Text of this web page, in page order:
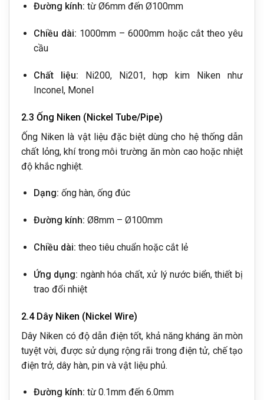
Đường kính: từ Ø6mm đến Ø100mm
Chiều dài: 1000mm – 6000mm hoặc cắt theo yêu
cầu
Chất liệu: Ni200, Ni201, hợp kim Niken như
Inconel, Monel
2.3 Ống Niken (Nickel Tube/Pipe)
Ống Niken là vật liệu đặc biệt dùng cho hệ thống dẫn
chất lỏng, khí trong môi trường ăn mòn cao hoặc nhiệt
độ khắc nghiệt.
Dạng: ống hàn, ống đúc
Đường kính: Ø8mm – Ø100mm
Chiều dài: theo tiêu chuẩn hoặc cắt lẻ
Ứng dụng: ngành hóa chất, xử lý nước biển, thiết bị
trao đổi nhiệt
2.4 Dây Niken (Nickel Wire)
Dây Niken có độ dẫn điện tốt, khả năng kháng ăn mòn
tuyệt vời, được sử dụng rộng rãi trong điện tử, chế tạo
điện trở, dây hàn, pin và vật liệu phủ.
Đường kính: từ 0.1mm đến 6.0mm